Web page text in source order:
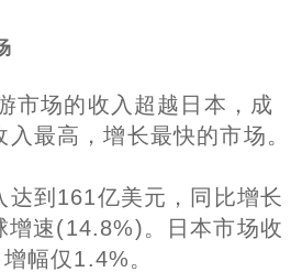
市场的收入超越日本，成
最高，增长最快的市场。
达到161亿美元，同比增长
增速(14.8%)。日本市场收
幅仅1.4%。